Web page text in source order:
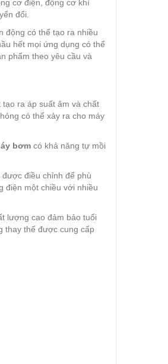
cơ điện, động cơ khí
đổi.
động có thể tạo ra nhiều
hết mọi ứng dụng có thể
phẩm theo yêu cầu và
ra áp suất âm và chất
có thể xảy ra cho máy
bơm có khả năng tự mồi
điều chỉnh để phù
điện một chiều với nhiều
lượng cao đảm bảo tuổi
thay thế được cung cấp